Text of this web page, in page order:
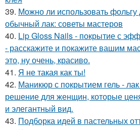
39. Можно ли использовать фольгу
обычный лак: советы мастеров
40. Lip Gloss Nails - покрытие с
- расскажите и покажите вашим
это, ну очень, красиво.
41. Я не такая как ты!
42. Маникюр с покрытием гель -
решение для женщин, которые
и элегантный вид.
43. Подборка идей в пастельных